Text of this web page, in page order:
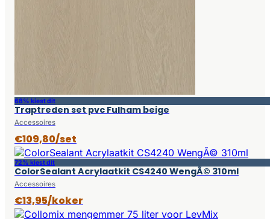
68% kiest dit
Traptreden set pvc Fulham beige
Accessoires
€109,80/set
72% kiest dit
ColorSealant Acrylaatkit CS4240 WengÃ© 310ml
Accessoires
€13,95/koker